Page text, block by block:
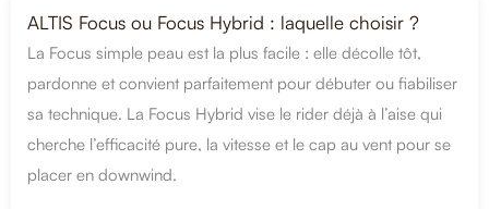
ALTIS Focus ou Focus Hybrid : laquelle choisir ?
La Focus simple peau est la plus facile : elle décolle tôt,
pardonne et convient parfaitement pour débuter ou fiabiliser
sa technique. La Focus Hybrid vise le rider déjà à l’aise qui
cherche l’efficacité pure, la vitesse et le cap au vent pour se
placer en downwind.